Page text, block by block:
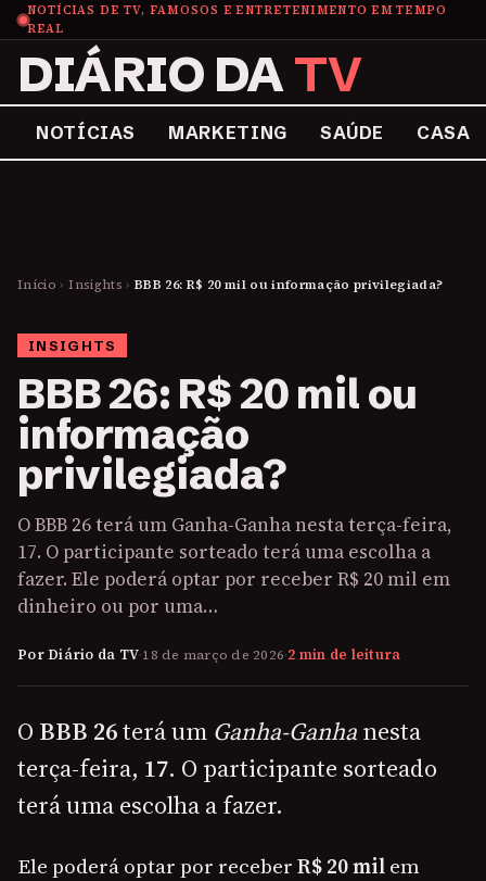
NOTÍCIAS DE TV, FAMOSOS E ENTRETENIMENTO EM TEMPO
REAL
DIÁRIO DATV
NOTÍCIAS MARKETING SAÚDE CASA
Início › Insights › BBB 26: R$ 20 mil ou informação privilegiada?
INSIGHTS
BBB 26: R$ 20 mil ou
informação
privilegiada?
O BBB 26 terá um Ganha-Ganha nesta terça-feira,
17. O participante sorteado terá uma escolha a
fazer. Ele poderá optar por receber R$ 20 mil em
dinheiro ou por uma…
Por Diário da TV·18 de março de 2026·2 min de leitura
O BBB 26terá um Ganha-Ganha nesta
terça-feira, 17. O participante sorteado
terá uma escolha a fazer.
Ele poderá optar por receberR$ 20 milem